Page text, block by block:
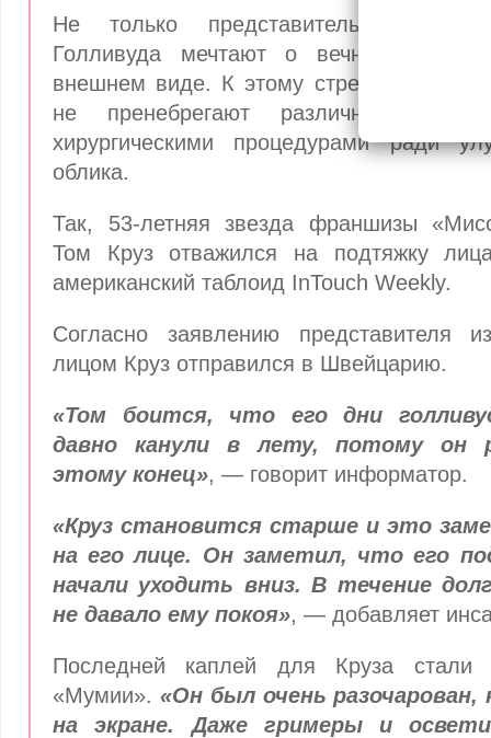
Не только представительницы
Голливуда мечтают о вечной
внешнем виде. К этому стремятся
не пренебрегают различными
хирургическими процедурами ради
облика.
Так, 53-летняя звезда франшизы
Том Круз отважился на подтяжку
американский таблоид InTouch Weekly.
Согласно заявлению представителя
лицом Круз отправился в Швейцарию.
«Том боится, что его дни
давно канули в лету, потому он
этому конец», — говорит информатор.
«Круз становится старше и это
на его лице. Он заметил, что его
начали уходить вниз. В течение
не давало ему покоя», — добавляет
Последней каплей для Круза стали
«Мумии». «Он был очень разочарован,
на экране. Даже гримеры и